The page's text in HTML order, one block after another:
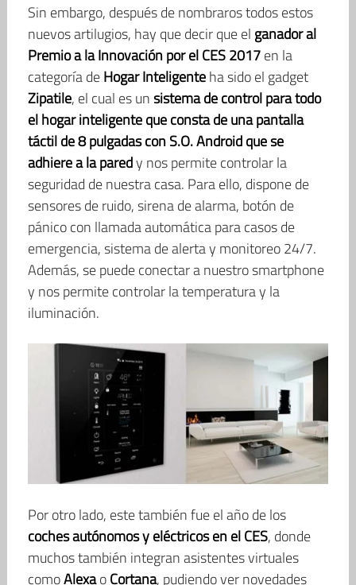
Sin embargo, después de nombraros todos estos
nuevos artilugios, hay que decir que el ganador al
Premio a la Innovación por el CES 2017en la
categoría deHogar Inteligenteha sido el gadget
Zipatile, el cual es unsistema de control para todo
el hogar inteligente que consta de una pantalla
táctil de 8 pulgadas con S.O. Android que se
adhiere a la paredy nos permite controlar la
seguridad de nuestra casa. Para ello, dispone de
sensores de ruido, sirena de alarma, botón de
pánico con llamada automática para casos de
emergencia, sistema de alerta y monitoreo 24/7.
Además, se puede conectar a nuestro smartphone
y nos permite controlar la temperatura y la
iluminación.
Por otro lado, este también fue el año de los
coches autónomos y eléctricos en el CES, donde
muchos también integran asistentes virtuales
comoAlexaoCortana, pudiendo ver novedades